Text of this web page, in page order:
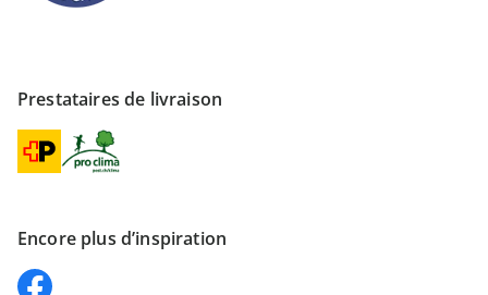
Prestataires de livraison
Encore plus d’inspiration